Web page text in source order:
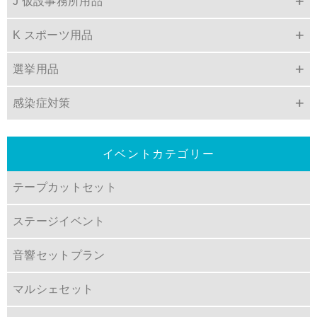
K スポーツ用品
選挙用品
感染症対策
イベントカテゴリー
テープカットセット
ステージイベント
音響セットプラン
マルシェセット